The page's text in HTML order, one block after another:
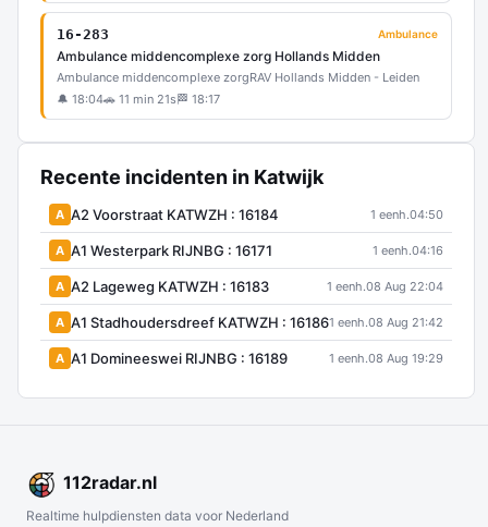
16-283 Ambulance
Ambulance middencomplexe zorg Hollands Midden
Ambulance middencomplexe zorgRAV Hollands Midden - Leiden
🔔 18:04🚗 11 min 21s 🏁 18:17
Recente incidenten in Katwijk
A A2 Voorstraat KATWZH : 16184 1 eenh.04:50
A A1 Westerpark RIJNBG : 16171 1 eenh.04:16
A A2 Lageweg KATWZH : 16183 1 eenh.08 Aug 22:04
A A1 Stadhoudersdreef KATWZH : 161861 eenh.08 Aug 21:42
A A1 Domineeswei RIJNBG : 16189 1 eenh.08 Aug 19:29
112radar.nl
Realtime hulpdiensten data voor Nederland